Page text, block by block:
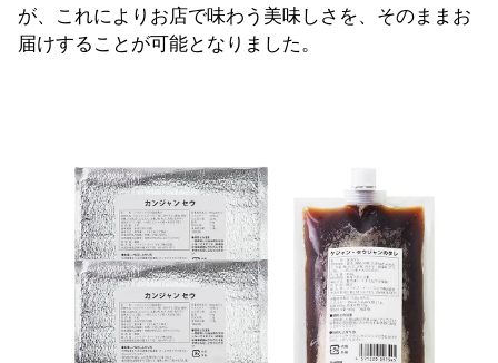
が、これによりお店で味わう美味しさを、そのままお
届けすることが可能となりました。